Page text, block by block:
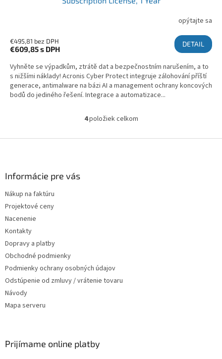
opýtajte sa
€495,81 bez DPH
€609,85s DPH
DETAIL
Vyhněte se výpadkům, ztrátě dat a bezpečnostním narušením, a to
s nižšími náklady! Acronis Cyber Protect integruje zálohování příští
generace, antimalware na bázi AI a management ochrany koncových
bodů do jediného řešení. Integrace a automatizace...
Ovládacie prvky výpisu
4položiek celkom
Informácie pre vás
Nákup na faktúru
Projektové ceny
Nacenenie
Kontakty
Dopravy a platby
Obchodné podmienky
Podmienky ochrany osobných údajov
Odstúpenie od zmluvy / vrátenie tovaru
Návody
Mapa serveru
Prijímame online platby